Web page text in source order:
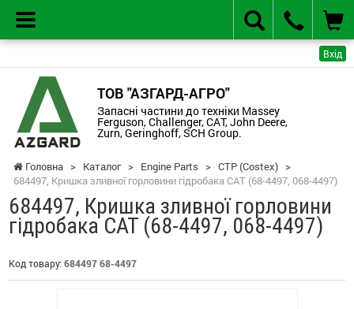
Вхід
ТОВ "АЗГАРД-АГРО"
Запасні частини до техніки Massey
Ferguson, Challenger, CAT, John Deere,
Zurn, Geringhoff, SCH Group.
Головна > Каталог > Engine Parts > CTP (Costex) >
684497, Кришка зливної горловини гідробака CAT (68-4497, 068-4497)
684497, Кришка зливної горловини
гідробака CAT (68-4497, 068-4497)
Код товару: 684497 68-4497